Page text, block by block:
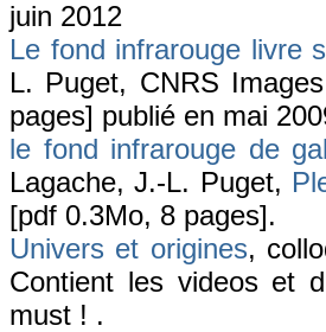
juin 2012
Le fond infrarouge livre
L. Puget, CNRS
pages] publié en mai
le fond infrarouge de
Lagache, J.-L. Puget,
[pdf 0.3Mo, 8 pages].
Univers et origines,
Contient les videos et
must ! .